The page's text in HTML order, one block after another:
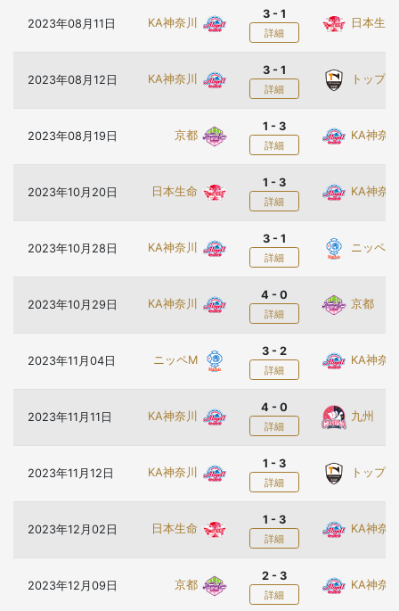
2023年08月11日 KA神奈川
3 - 1
詳細
日本生命
2023年08月12日 KA神奈川
3 - 1
詳細
トップ
2023年08月19日 京都
1 - 3
詳細
KA神奈
2023年10月20日 日本生命
1 - 3
詳細
KA神奈
2023年10月28日 KA神奈川
3 - 1
詳細
ニッペM
2023年10月29日 KA神奈川
4 - 0
詳細
京都
2023年11月04日 ニッペM
3 - 2
詳細
KA神奈
2023年11月11日 KA神奈川
4 - 0
詳細
九州
2023年11月12日 KA神奈川
1 - 3
詳細
トップ
2023年12月02日 日本生命
1 - 3
詳細
KA神奈
2023年12月09日 京都
2 - 3
詳細
KA神奈